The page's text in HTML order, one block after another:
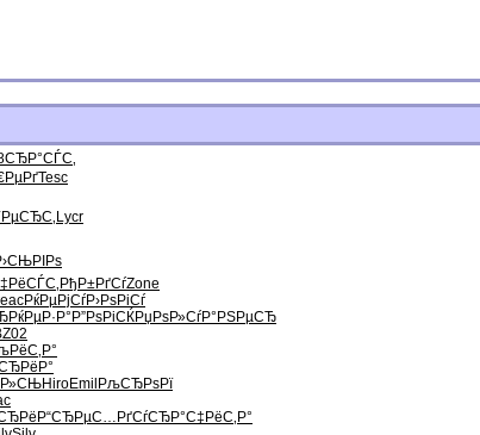
СЂР°СЃС‚
Tesc
Lycr
РђР±РґСѓZone
РќРµРјСѓР›РѕРіСѓ
РќРµР·Р° Р”РѕРіСЌРџРѕР»СѓР°РЅРµСЂ
HiroEmil РљСЂРѕРї
Р“СЂРµС… РґСѓСЂР°С‡РёС‚Р°